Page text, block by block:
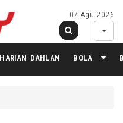
07 Agu 2026
DAHLAN BOLA